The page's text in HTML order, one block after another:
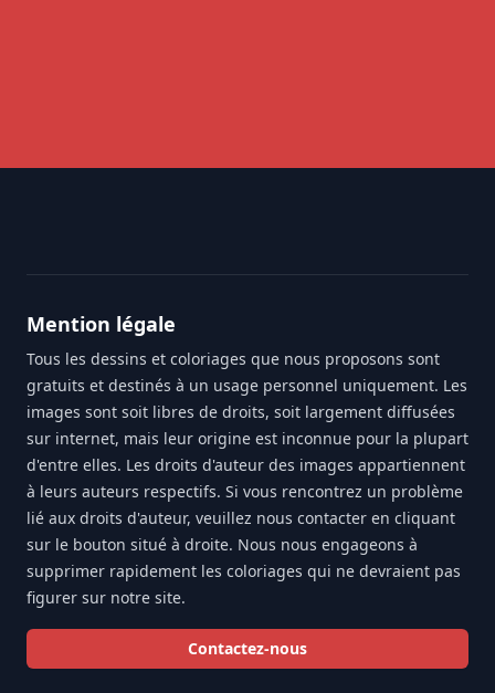
Mention légale
Tous les dessins et coloriages que nous proposons sont
gratuits et destinés à un usage personnel uniquement. Les
images sont soit libres de droits, soit largement diffusées
sur internet, mais leur origine est inconnue pour la plupart
d'entre elles. Les droits d'auteur des images appartiennent
à leurs auteurs respectifs. Si vous rencontrez un problème
lié aux droits d'auteur, veuillez nous contacter en cliquant
sur le bouton situé à droite. Nous nous engageons à
supprimer rapidement les coloriages qui ne devraient pas
figurer sur notre site.
Contactez-nous